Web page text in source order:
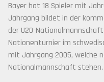
Bayer hat 18 Spieler mit
Jahrgang bildet in der
der U20-
Nationenturnier im
mit Jahrgang 2005, welche
Nationalmannschaft stehen.